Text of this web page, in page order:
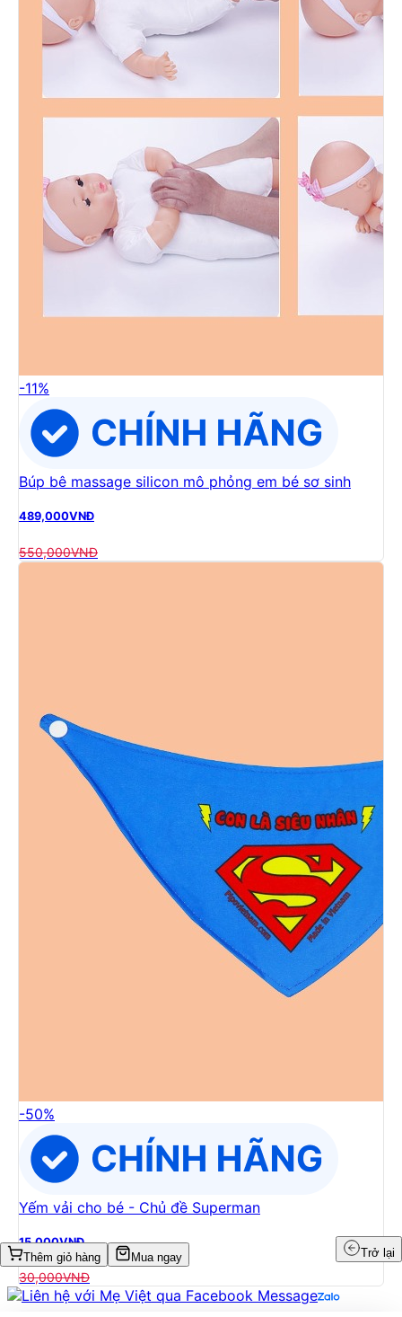
Trở lại
Thêm giỏ hàng Mua ngay
-11%
Búp bê massage silicon mô phỏng em bé sơ sinh
489,000VNĐ
550,000VNĐ
-50%
Yếm vải cho bé - Chủ đề Superman
15,000VNĐ
30,000VNĐ